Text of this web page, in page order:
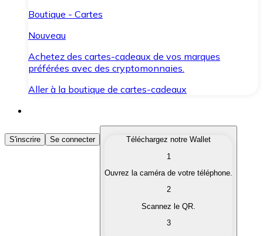
Boutique - Cartes
Nouveau
Achetez des cartes-cadeaux de vos marques
préférées avec des cryptomonnaies.
Aller à la boutique de cartes-cadeaux
Acheter des Cryptomonnaies
Achetez les cryptomonnaies qui vous intéressent
Convertissez vos cryptomonnaies en monnaie
S'inscrire Se connecter
Téléchargez notre Wallet
1
Ouvrez la caméra de votre téléphone.
2
Scannez le QR.
3